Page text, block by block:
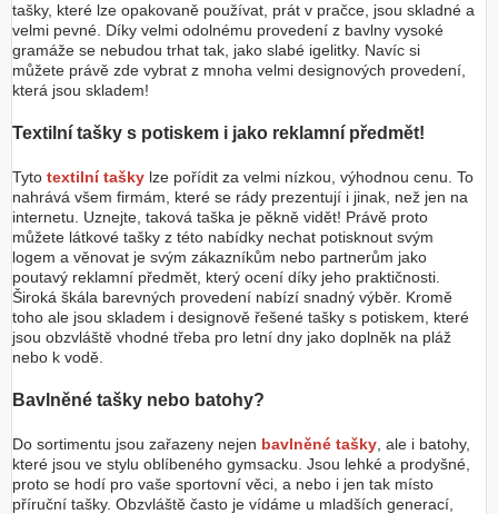
tašky, které lze opakovaně používat, prát v pračce, jsou skladné a
velmi pevné. Díky velmi odolnému provedení z bavlny vysoké
gramáže se nebudou trhat tak, jako slabé igelitky. Navíc si
můžete právě zde vybrat z mnoha velmi designových provedení,
která jsou skladem!
Textilní tašky s potiskem i jako reklamní předmět!
Tyto textilní tašky lze pořídit za velmi nízkou, výhodnou cenu. To
nahrává všem firmám, které se rády prezentují i jinak, než jen na
internetu. Uznejte, taková taška je pěkně vidět! Právě proto
můžete látkové tašky z této nabídky nechat potisknout svým
logem a věnovat je svým zákazníkům nebo partnerům jako
poutavý reklamní předmět, který ocení díky jeho praktičnosti.
Široká škála barevných provedení nabízí snadný výběr. Kromě
toho ale jsou skladem i designově řešené tašky s potiskem, které
jsou obzvláště vhodné třeba pro letní dny jako doplněk na pláž
nebo k vodě.
Bavlněné tašky nebo batohy?
Do sortimentu jsou zařazeny nejen bavlněné tašky , ale i batohy,
které jsou ve stylu oblíbeného gymsacku. Jsou lehké a prodyšné,
proto se hodí pro vaše sportovní věci, a nebo i jen tak místo
příruční tašky. Obzvláště často je vídáme u mladších generací,